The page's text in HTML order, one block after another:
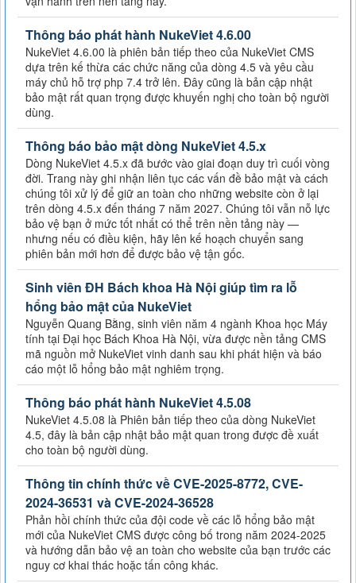
Thông báo phát hành NukeViet 4.6.00
NukeViet 4.6.00 là phiên bản tiếp theo của NukeViet CMS
dựa trên kế thừa các chức năng của dòng 4.5 và yêu cầu
máy chủ hỗ trợ php 7.4 trở lên. Đây cũng là bản cập nhật
bảo mật rất quan trọng được khuyến nghị cho toàn bộ người
dùng.
Thông báo bảo mật dòng NukeViet 4.5.x
Dòng NukeViet 4.5.x đã bước vào giai đoạn duy trì cuối vòng
đời. Trang này ghi nhận liên tục các vấn đề bảo mật và cách
chúng tôi xử lý để giữ an toàn cho những website còn ở lại
trên dòng 4.5.x đến tháng 7 năm 2027. Chúng tôi vẫn nỗ lực
bảo vệ bạn ở mức tốt nhất có thể trên nền tảng này —
nhưng nếu có điều kiện, hãy lên kế hoạch chuyển sang
phiên bản mới hơn để được bảo vệ tận gốc.
Sinh viên ĐH Bách khoa Hà Nội giúp tìm ra lỗ
hổng bảo mật của NukeViet
Nguyễn Quang Bằng, sinh viên năm 4 ngành Khoa học Máy
tính tại Đại học Bách Khoa Hà Nội, vừa được nền tảng CMS
mã nguồn mở NukeViet vinh danh sau khi phát hiện và báo
cáo một lỗ hổng bảo mật nghiêm trọng.
Thông báo phát hành NukeViet 4.5.08
NukeViet 4.5.08 là Phiên bản tiếp theo của dòng NukeViet
4.5, đây là bản cập nhật bảo mật quan trong được đề xuất
cho toàn bộ người dùng.
Thông tin chính thức về CVE-2025-8772, CVE-
2024-36531 và CVE-2024-36528
Phản hồi chính thức của đội code về các lỗ hổng bảo mật
mới của NukeViet CMS được công bố trong năm 2024-2025
và hướng dẫn bảo vệ an toàn cho website của bạn trước các
nguy cơ khai thác hoặc tấn công khác.